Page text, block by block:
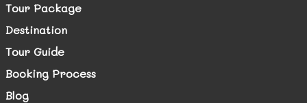
Tour Package
Destination
Tour Guide
Booking Process
Blog